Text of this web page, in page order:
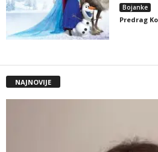
Bojanke
Predrag
NAJNOVIJE